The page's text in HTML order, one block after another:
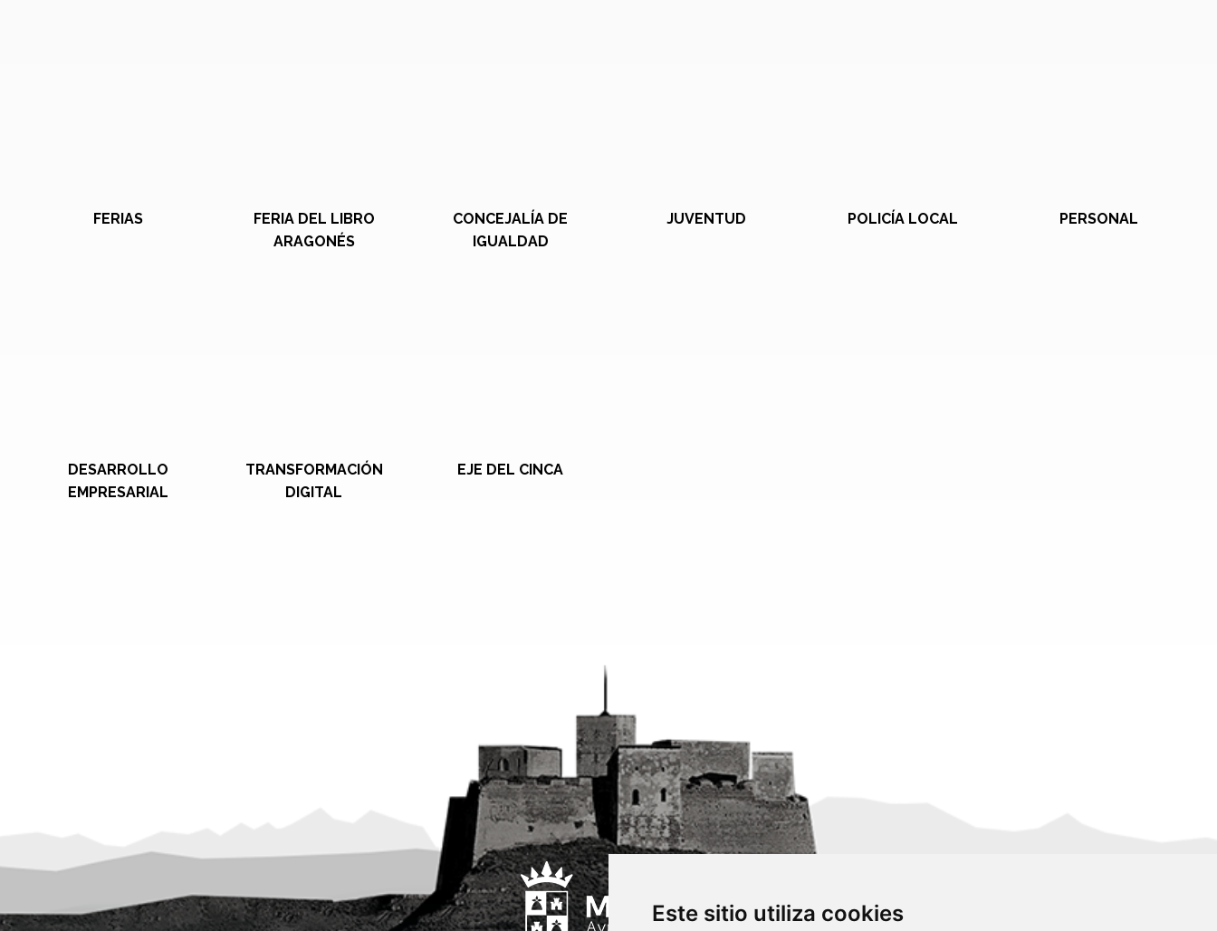
Este sitio utiliza cookies
FERIAS
FERIA DEL LIBRO
ARAGONÉS
CONCEJALÍA DE
IGUALDAD
JUVENTUD POLICÍA LOCAL PERSONAL
DESARROLLO
EMPRESARIAL
TRANSFORMACIÓN
DIGITAL
EJE DEL CINCA